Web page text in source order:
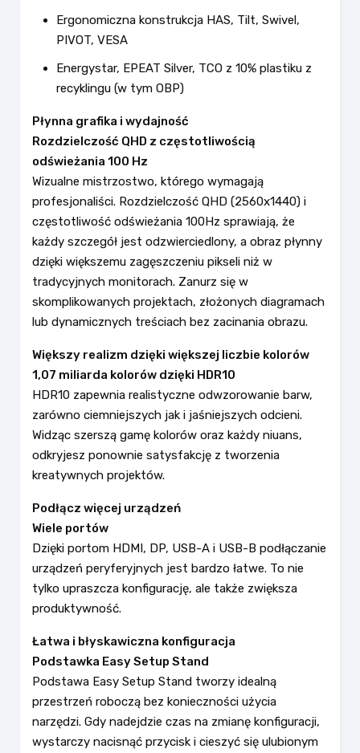
Ergonomiczna konstrukcja HAS, Tilt, Swivel,
PIVOT, VESA
Energystar, EPEAT Silver, TCO z 10% plastiku z
recyklingu (w tym OBP)
Płynna grafika i wydajność
Rozdzielczość QHD z częstotliwością
odświeżania 100 Hz
Wizualne mistrzostwo, którego wymagają
profesjonaliści. Rozdzielczość QHD (2560x1440) i
częstotliwość odświeżania 100Hz sprawiają, że
każdy szczegół jest odzwierciedlony, a obraz płynny
dzięki większemu zagęszczeniu pikseli niż w
tradycyjnych monitorach. Zanurz się w
skomplikowanych projektach, złożonych diagramach
lub dynamicznych treściach bez zacinania obrazu.
Większy realizm dzięki większej liczbie kolorów
1,07 miliarda kolorów dzięki HDR10
HDR10 zapewnia realistyczne odwzorowanie barw,
zarówno ciemniejszych jak i jaśniejszych odcieni.
Widząc szerszą gamę kolorów oraz każdy niuans,
odkryjesz ponownie satysfakcję z tworzenia
kreatywnych projektów.
Podłącz więcej urządzeń
Wiele portów
Dzięki portom HDMI, DP, USB-A i USB-B podłączanie
urządzeń peryferyjnych jest bardzo łatwe. To nie
tylko upraszcza konfigurację, ale także zwiększa
produktywność.
Łatwa i błyskawiczna konfiguracja
Podstawka Easy Setup Stand
Podstawa Easy Setup Stand tworzy idealną
przestrzeń roboczą bez konieczności użycia
narzędzi. Gdy nadejdzie czas na zmianę konfiguracji,
wystarczy nacisnąć przycisk i cieszyć się ulubionym